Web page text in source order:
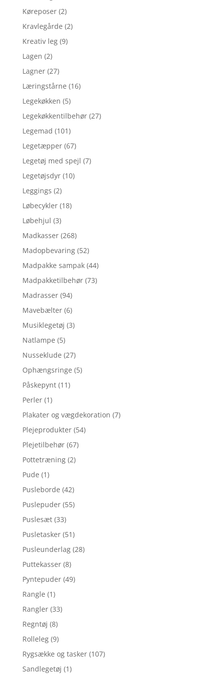
Køreposer (2)
Kravlegårde (2)
Kreativ leg (9)
Lagen (2)
Lagner (27)
Læringstårne (16)
Legekøkken (5)
Legekøkkentilbehør (27)
Legemad (101)
Legetæpper (67)
Legetøj med spejl (7)
Legetøjsdyr (10)
Leggings (2)
Løbecykler (18)
Løbehjul (3)
Madkasser (268)
Madopbevaring (52)
Madpakke sampak (44)
Madpakketilbehør (73)
Madrasser (94)
Mavebælter (6)
Musiklegetøj (3)
Natlampe (5)
Nusseklude (27)
Ophængsringe (5)
Påskepynt (11)
Perler (1)
Plakater og vægdekoration (7)
Plejeprodukter (54)
Plejetilbehør (67)
Pottetræning (2)
Pude (1)
Pusleborde (42)
Puslepuder (55)
Puslesæt (33)
Pusletasker (51)
Pusleunderlag (28)
Puttekasser (8)
Pyntepuder (49)
Rangle (1)
Rangler (33)
Regntøj (8)
Rolleleg (9)
Rygsække og tasker (107)
Sandlegetøj (1)